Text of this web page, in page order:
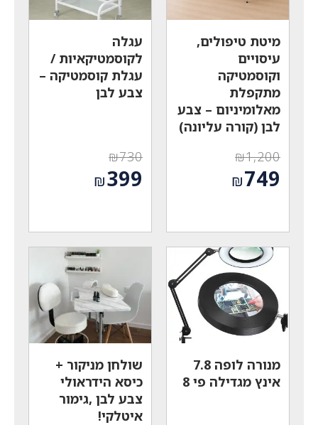
מיטת טיפולים,
עיסויים
וקוסמטיקה
מתקפלת
מאלומיניום – צבע
לבן (קורה עליונה)
₪1,200
המחיר
המקורי ₪749
הוא:
₪749.
עגלה
לקוסמטיקאיות /
עגלת קוסמטיקה –
צבע לבן
₪730
המחיר
המקורי₪399
הוא:
₪399.
מנורה לופה 7.8
אינץ מגדילה פי 8
שולחן מניקור +
כיסא הידראולי
צבע לבן ,גימור
איטלקי!